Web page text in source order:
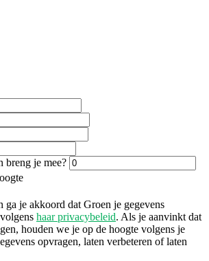
breng je mee?
ga je akkoord dat Groen je gegevens
haar privacybeleid. Als je aanvinkt dat
houden we je op de hoogte volgens je
opvragen, laten verbeteren of laten